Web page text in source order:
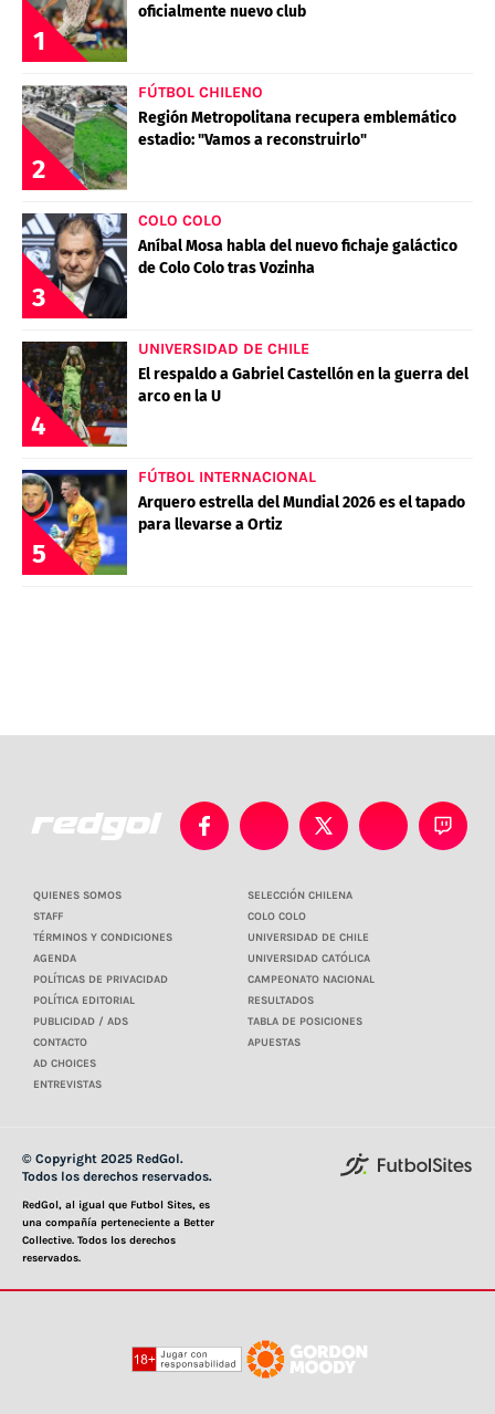
1
oficialmente nuevo club
2
FÚTBOL CHILENO
Región Metropolitana recupera emblemático
estadio: "Vamos a reconstruirlo"
3
COLO COLO
Aníbal Mosa habla del nuevo fichaje galáctico
de Colo Colo tras Vozinha
4
UNIVERSIDAD DE CHILE
El respaldo a Gabriel Castellón en la guerra del
arco en la U
5
FÚTBOL INTERNACIONAL
Arquero estrella del Mundial 2026 es el tapado
para llevarse a Ortiz
QUIENES SOMOS
STAFF
TÉRMINOS Y CONDICIONES
AGENDA
POLÍTICAS DE PRIVACIDAD
POLÍTICA EDITORIAL
PUBLICIDAD / ADS
CONTACTO
AD CHOICES
ENTREVISTAS
SELECCIÓN CHILENA
COLO COLO
UNIVERSIDAD DE CHILE
UNIVERSIDAD CATÓLICA
CAMPEONATO NACIONAL
RESULTADOS
TABLA DE POSICIONES
APUESTAS
© Copyright 2025 RedGol.
Todos los derechos reservados.
RedGol, al igual que Futbol Sites, es
una compañía perteneciente a Better
Collective. Todos los derechos
reservados.